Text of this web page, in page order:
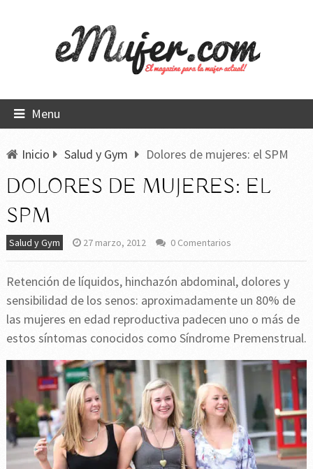
Menu
Inicio Salud y Gym Dolores de mujeres: el SPM
DOLORES DE MUJERES: EL
SPM
Salud y Gym 27 marzo, 2012 0 Comentarios
Retención de líquidos, hinchazón abdominal, dolores y
sensibilidad de los senos: aproximadamente un 80% de
las mujeres en edad reproductiva padecen uno o más de
estos síntomas conocidos como Síndrome Premenstrual.